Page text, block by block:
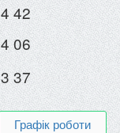
42
06
37
Графік роботи